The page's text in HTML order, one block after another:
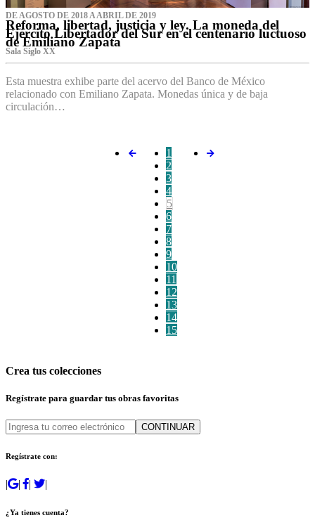
DE AGOSTO DE 2018 A ABRIL DE 2019
Reforma, libertad, justicia y ley. La moneda del
Ejército Libertador del Sur en el centenario luctuoso
de Emiliano Zapata
Sala Siglo XX
Esta muestra exhibe parte del acervo del Banco de México
relacionado con Emiliano Zapata. Monedas única y de baja
circulación…
1
2
3
4
5
6
7
8
9
10
11
12
13
14
15
Crea tus colecciones
Regístrate para guardar tus obras favoritas
CONTINUAR
Regístrate con:
| | | |
¿Ya tienes cuenta?